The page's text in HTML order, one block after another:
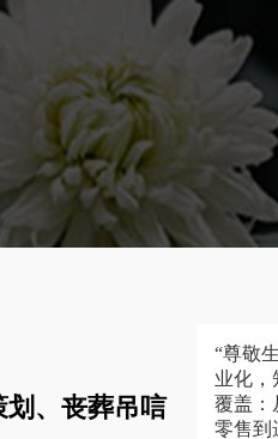
、丧葬吊唁
“尊敬
业化，
覆盖：
零售到